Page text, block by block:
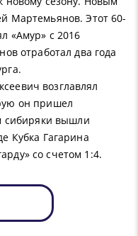
Мартемьянов. Этот 60-
«Амур» с 2016
отработал два года
возглавлял
он пришел
сибиряки вышли
Кубка Гагарина
со счетом 1:4.